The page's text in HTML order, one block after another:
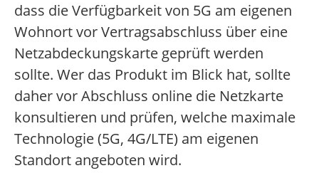
dass die Verfügbarkeit von 5G am eigenen
Wohnort vor Vertragsabschluss über eine
Netzabdeckungskarte geprüft werden
sollte. Wer das Produkt im Blick hat, sollte
daher vor Abschluss online die Netzkarte
konsultieren und prüfen, welche maximale
Technologie (5G, 4G/LTE) am eigenen
Standort angeboten wird.